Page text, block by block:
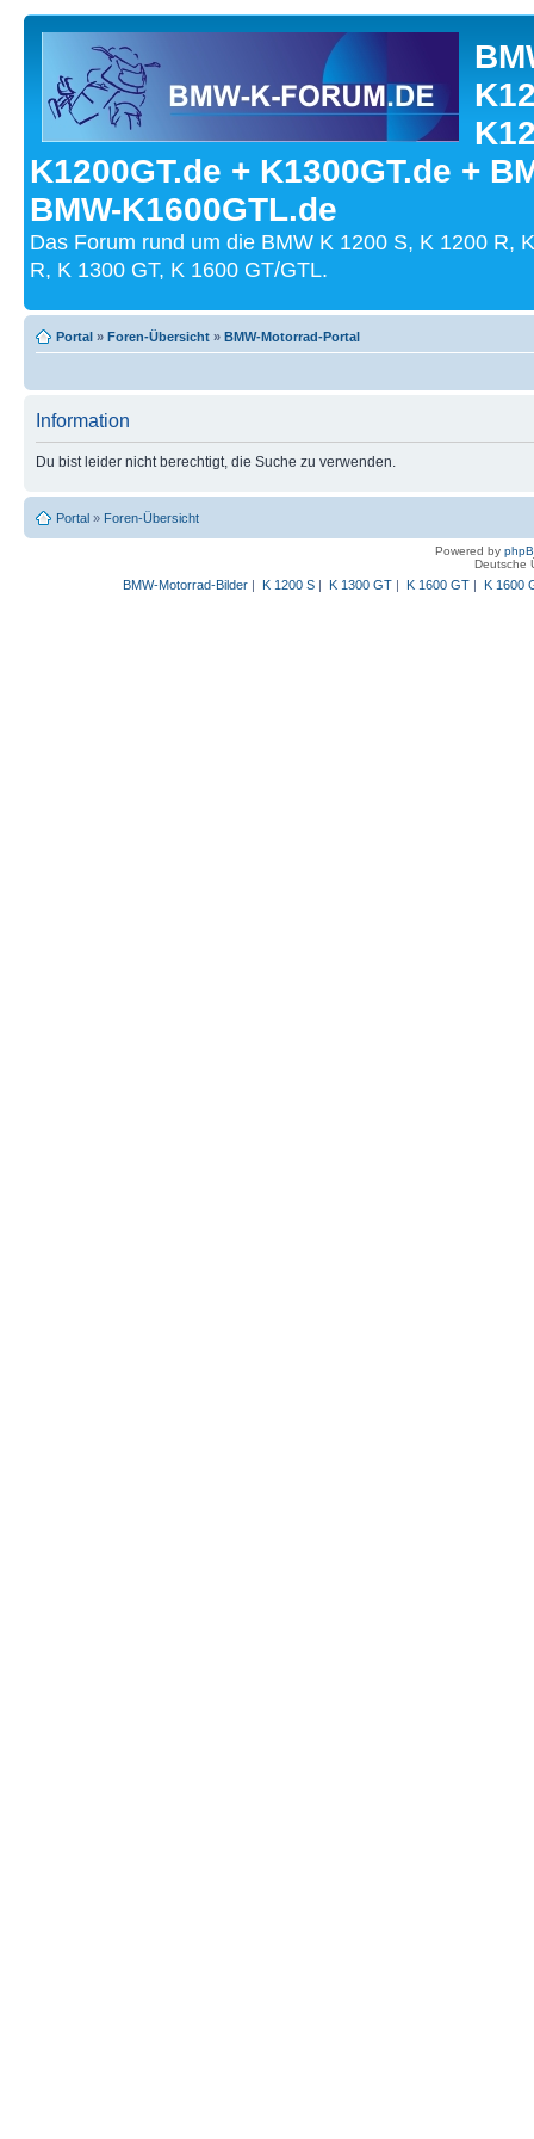
K1200GT.de + K1300GT.de +
BMW-K1600GTL.de
Das Forum rund um die BMW K 1200 S, K 1200 R,
R, K 1300 GT, K 1600 GT/GTL.
Portal » Foren-Übersicht » BMW-Motorrad-Portal
Information
Du bist leider nicht berechtigt, die Suche zu verwenden.
Portal » Foren-Übersicht
Powered by
Deutsche
BMW-Motorrad-Bilder| K 1200 S| K 1300 GT| K 1600 GT| K 1600